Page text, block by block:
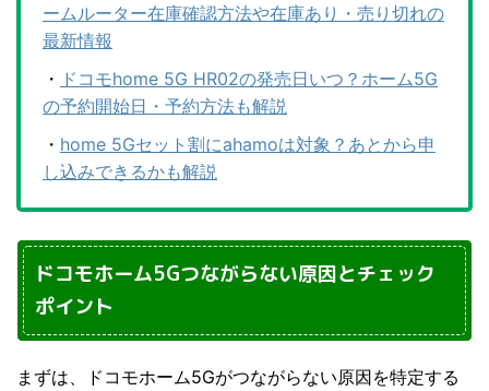
ームルーター在庫確認方法や在庫あり・売り切れの
最新情報
・ ドコモhome 5G HR02の発売日いつ？ホーム5G
の予約開始日・予約方法も解説
・ home 5Gセット割にahamoは対象？あとから申
し込みできるかも解説
ドコモホーム5Gつながらない原因とチェック
ポイント
まずは、ドコモホーム5Gがつながらない原因を特定する